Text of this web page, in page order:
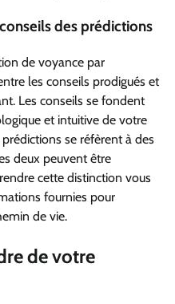
des prédictions
de voyance par
les conseils prodigués et
Les conseils se fondent
et intuitive de votre
se réfèrent à des
deux peuvent être
cette distinction vous
fournies pour
de vie.
de votre